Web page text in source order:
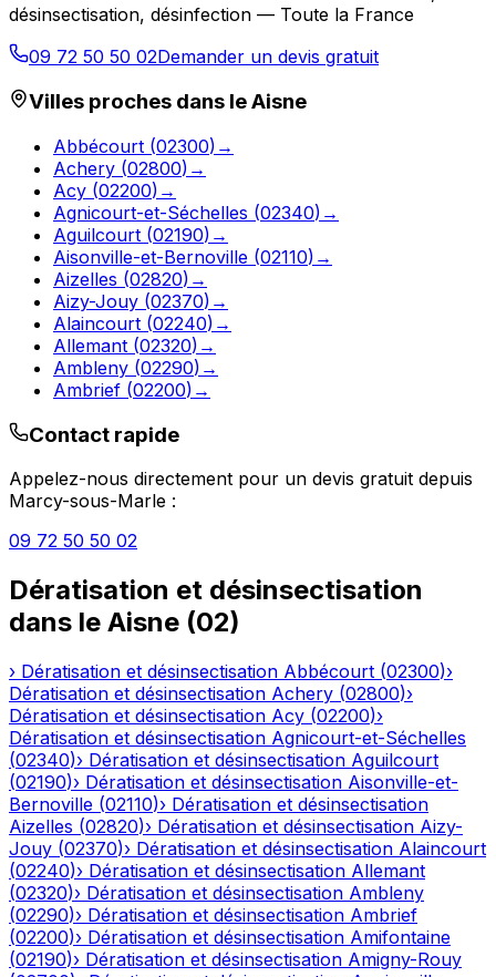
désinsectisation, désinfection — Toute la France
09 72 50 50 02Demander un devis gratuit
Villes proches dans leAisne
Abbécourt (02300) →
Achery (02800) →
Acy (02200) →
Agnicourt-et-Séchelles (02340) →
Aguilcourt (02190) →
Aisonville-et-Bernoville (02110) →
Aizelles (02820) →
Aizy-Jouy (02370) →
Alaincourt (02240) →
Allemant (02320) →
Ambleny (02290) →
Ambrief (02200) →
Contact rapide
Appelez-nous directement pour un devis gratuit depuis
Marcy-sous-Marle :
09 72 50 50 02
Dératisation et désinsectisation
dans le Aisne (02)
› Dératisation et désinsectisation Abbécourt (02300)›
Dératisation et désinsectisation Achery (02800)›
Dératisation et désinsectisation Acy (02200)›
Dératisation et désinsectisation Agnicourt-et-Séchelles
(02340)› Dératisation et désinsectisation Aguilcourt
(02190)› Dératisation et désinsectisation Aisonville-et-
Bernoville (02110)› Dératisation et désinsectisation
Aizelles (02820)› Dératisation et désinsectisation Aizy-
Jouy (02370)› Dératisation et désinsectisation Alaincourt
(02240)› Dératisation et désinsectisation Allemant
(02320)› Dératisation et désinsectisation Ambleny
(02290)› Dératisation et désinsectisation Ambrief
(02200)› Dératisation et désinsectisation Amifontaine
(02190)› Dératisation et désinsectisation Amigny-Rouy